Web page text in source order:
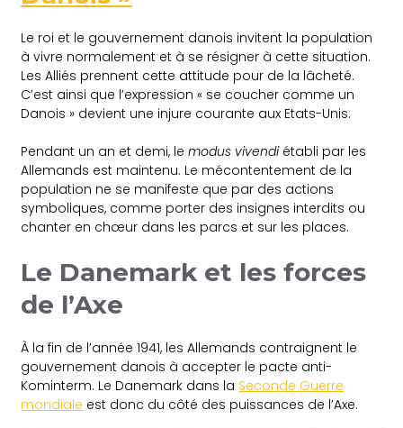
Le roi et le gouvernement danois invitent la population
à vivre normalement et à se résigner à cette situation.
Les Alliés prennent cette attitude pour de la lâcheté.
C’est ainsi que l’expression « se coucher comme un
Danois » devient une injure courante aux Etats-Unis.
Pendant un an et demi, lemodus vivendiétabli par les
Allemands est maintenu. Le mécontentement de la
population ne se manifeste que par des actions
symboliques, comme porter des insignes interdits ou
chanter en chœur dans les parcs et sur les places.
Le Danemark et les forces
de l’Axe
À la fin de l’année 1941, les Allemands contraignent le
gouvernement danois à accepter le pacte anti-
Kominterm. Le Danemark dans la Seconde Guerre
mondiale est donc du côté des puissances de l’Axe.